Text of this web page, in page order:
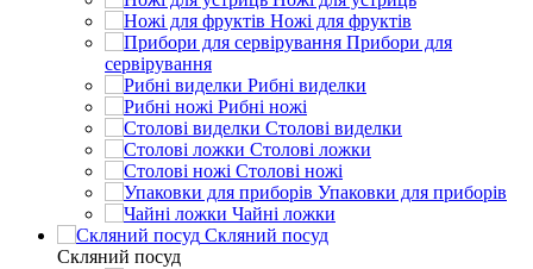
Ножі для фруктів
Прибори для
сервірування
Рибні виделки
Рибні ножі
Столові виделки
Столові ложки
Столові ножі
Упаковки для приборів
Чайні ложки
Скляний посуд
Скляний посуд